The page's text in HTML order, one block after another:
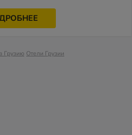
Грузию Отели Грузии